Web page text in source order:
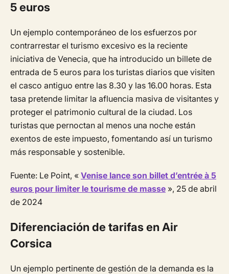
5 euros
Un ejemplo contemporáneo de los esfuerzos por
contrarrestar el turismo excesivo es la reciente
iniciativa de Venecia, que ha introducido un billete de
entrada de 5 euros para los turistas diarios que visiten
el casco antiguo entre las 8.30 y las 16.00 horas. Esta
tasa pretende limitar la afluencia masiva de visitantes y
proteger el patrimonio cultural de la ciudad. Los
turistas que pernoctan al menos una noche están
exentos de este impuesto, fomentando así un turismo
más responsable y sostenible.
Fuente: Le Point, « Venise lance son billet d’entrée à 5
euros pour limiter le tourisme de masse », 25 de abril
de 2024
Diferenciación de tarifas en Air
Corsica
Un ejemplo pertinente de gestión de la demanda es la